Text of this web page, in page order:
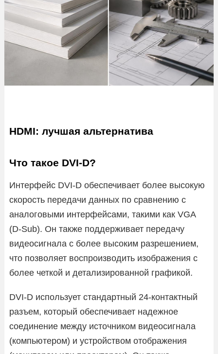
HDMI: лучшая альтернатива
Что такое DVI-D?
Интерфейс DVI-D обеспечивает более высокую
скорость передачи данных по сравнению с
аналоговыми интерфейсами, такими как VGA
(D-Sub). Он также поддерживает передачу
видеосигнала с более высоким разрешением,
что позволяет воспроизводить изображения с
более четкой и детализированной графикой.
DVI-D использует стандартный 24-контактный
разъем, который обеспечивает надежное
соединение между источником видеосигнала
(компьютером) и устройством отображения